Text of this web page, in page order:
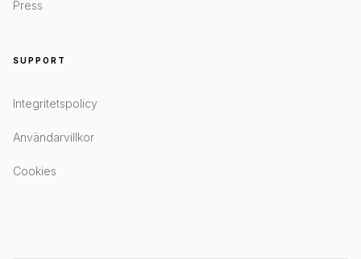
Press
SUPPORT
Integritetspolicy
Användarvillkor
Cookies